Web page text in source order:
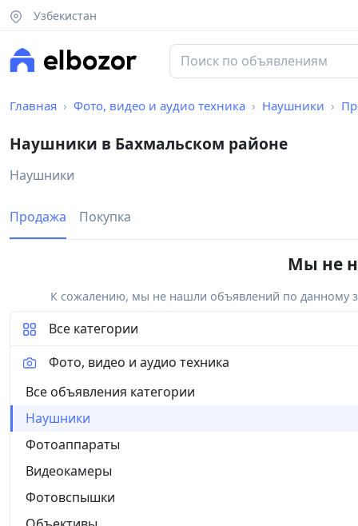
Узбекистан
Главная Фото, видео и аудио техника Наушники
Наушники в Бахмальском районе
Наушники
Продажа Покупка
Мы не
К сожалению, мы не нашли объявлений по данному
Все категории
Фото, видео и аудио техника
Все объявления категории
Наушники
Фотоаппараты
Видеокамеры
Фотовспышки